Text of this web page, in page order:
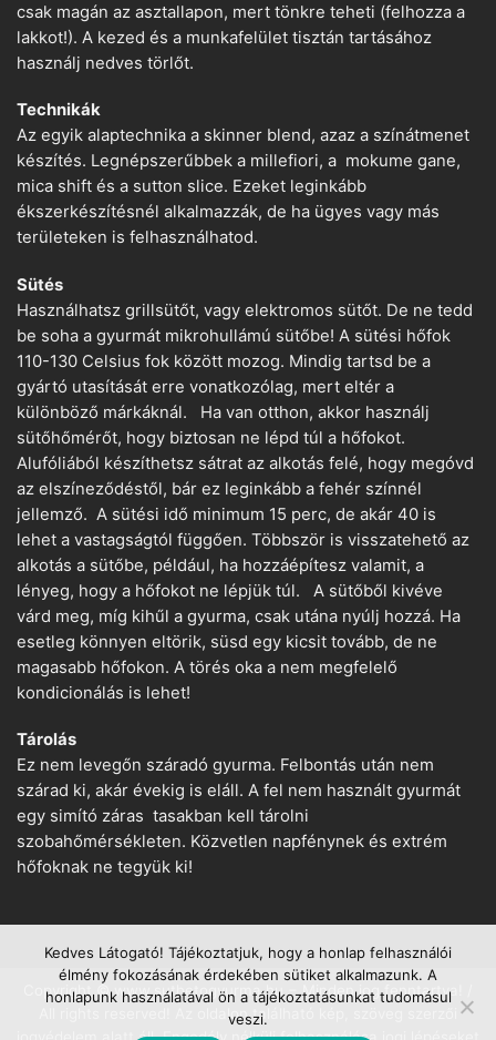
csak magán az asztallapon, mert tönkre teheti (felhozza a
lakkot!). A kezed és a munkafelület tisztán tartásához
használj nedves törlőt.
Technikák
Az egyik alaptechnika a skinner blend, azaz a színátmenet
készítés. Legnépszerűbbek a millefiori, a mokume gane,
mica shift és a sutton slice. Ezeket leginkább
ékszerkészítésnél alkalmazzák, de ha ügyes vagy más
területeken is felhasználhatod.
Sütés
Használhatsz grillsütőt, vagy elektromos sütőt. De ne tedd
be soha a gyurmát mikrohullámú sütőbe! A sütési hőfok
110-130 Celsius fok között mozog. Mindig tartsd be a
gyártó utasítását erre vonatkozólag, mert eltér a
különböző márkáknál. Ha van otthon, akkor használj
sütőhőmérőt, hogy biztosan ne lépd túl a hőfokot.
Alufóliából készíthetsz sátrat az alkotás felé, hogy megóvd
az elszíneződéstől, bár ez leginkább a fehér színnél
jellemző. A sütési idő minimum 15 perc, de akár 40 is
lehet a vastagságtól függően. Többször is visszatehető az
alkotás a sütőbe, például, ha hozzáépítesz valamit, a
lényeg, hogy a hőfokot ne lépjük túl. A sütőből kivéve
várd meg, míg kihűl a gyurma, csak utána nyúlj hozzá. Ha
esetleg könnyen eltörik, süsd egy kicsit tovább, de ne
magasabb hőfokon. A törés oka a nem megfelelő
kondicionálás is lehet!
Tárolás
Ez nem levegőn száradó gyurma. Felbontás után nem
szárad ki, akár évekig is eláll. A fel nem használt gyurmát
egy simító záras tasakban kell tárolni
szobahőmérsékleten. Közvetlen napfénynek és extrém
hőfoknak ne tegyük ki!
Copyright © www.suthetogyurma.hu − Minden jog fenntartva! /
All rights reserved! Az oldalon található kép, szöveg szerzői
Kedves Látogató! Tájékoztatjuk, hogy a honlap felhasználói
élmény fokozásának érdekében sütiket alkalmazunk. A
honlapunk használatával ön a tájékoztatásunkat tudomásul
veszi.